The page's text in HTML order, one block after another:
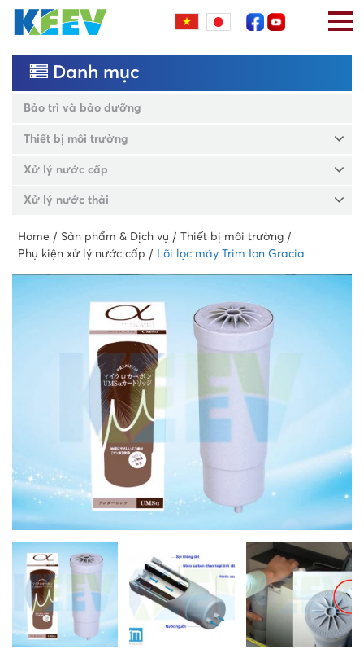
Danh mục
Bảo trì và bảo dưỡng
Thiết bị môi trường
Xử lý nước cấp
Xử lý nước thải
Home Sản phẩm & Dịch vụ
Thiết bị môi trường
Phụ kiện xử lý nước cấp
Lõi lọc máy Trim Ion Gracia